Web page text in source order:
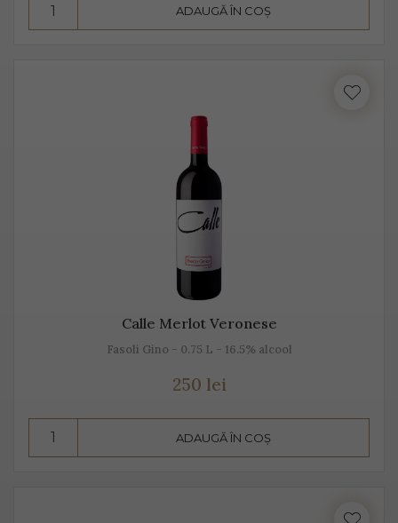
pare dulce. Alege Extra Dry Prosecco pentru echilibrul
pe care îl poate oferi între dulceața fructelor și
ADAUGĂ ÎN COȘ
Calle Merlot Veronese
Fasoli Gino - 0.75 L - 16.5% alcool
250 lei
ADAUGĂ ÎN COȘ